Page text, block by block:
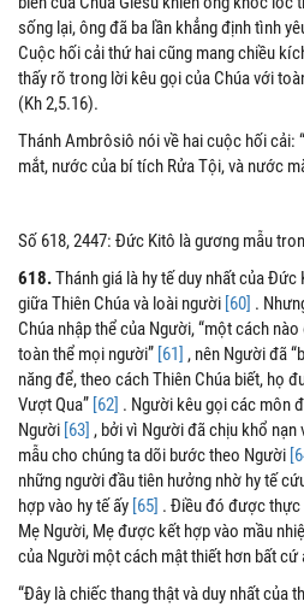
sống lại, ông đã ba lần khẳng định tình
Cuộc hối cải thứ hai cũng mang chiều
thấy rõ trong lời kêu gọi của Chúa với
(Kh 2,5.16).
Thánh Ambrôsiô nói về hai cuộc hối cải:
mắt, nước của bí tích Rửa Tội, và nước
Số 618, 2447: Đức Kitô là gương mẫu
618.Thánh giá là hy tế duy nhất của
giữa Thiên Chúa và loài người [60] .
Chúa nhập thể của Người, “một cách
toàn thể mọi người” [61] , nên Người đã
năng để, theo cách Thiên Chúa biết, họ
Vượt Qua” [62] . Người kêu gọi các môn
Người [63] , bởi vì Người đã chịu khổ
mẫu cho chúng ta dõi bước theo Người
những người đầu tiên hưởng nhờ hy tế
hợp vào hy tế ấy [65] . Điều đó được thực
Mẹ Người, Mẹ được kết hợp vào mầu
của Người một cách mật thiết hơn bất cứ
“Đây là chiếc thang thật và duy nhất của